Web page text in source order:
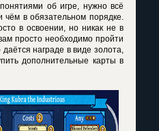
об игре, нужно всё
в обязательном порядке.
в освоении, но никак не в
просто необходимо пройти
награде в виде золота,
дополнительные карты в